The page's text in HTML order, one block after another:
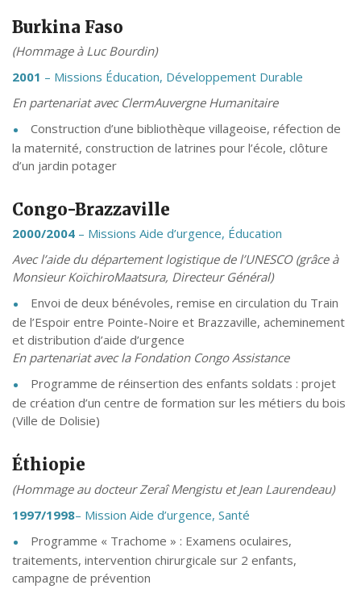
Burkina Faso
(Hommage à Luc Bourdin)
2001 – Missions Éducation, Développement Durable
En partenariat avec ClermAuvergne Humanitaire
Construction d’une bibliothèque villageoise, réfection de
la maternité, construction de latrines pour l’école, clôture
d’un jardin potager
Congo-Brazzaville
2000/2004 – Missions Aide d’urgence, Éducation
Avec l’aide du département logistique de l’UNESCO (grâce à
Monsieur KoïchiroMaatsura, Directeur Général)
Envoi de deux bénévoles, remise en circulation du Train
de l’Espoir entre Pointe-Noire et Brazzaville, acheminement
et distribution d’aide d’urgence
En partenariat avec la Fondation Congo Assistance
Programme de réinsertion des enfants soldats : projet
de création d’un centre de formation sur les métiers du bois
(Ville de Dolisie)
Éthiopie
(Hommage au docteur Zeraî Mengistu et Jean Laurendeau)
1997/1998– Mission Aide d’urgence, Santé
Programme « Trachome » : Examens oculaires,
traitements, intervention chirurgicale sur 2 enfants,
campagne de prévention